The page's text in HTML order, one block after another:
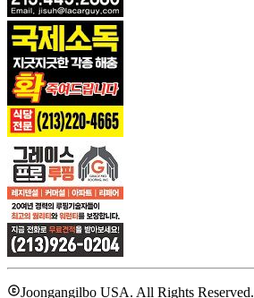
Joongangilbo USA. All Rights Reserved.